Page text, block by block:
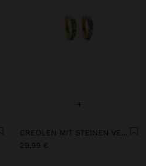
+
29,99 €